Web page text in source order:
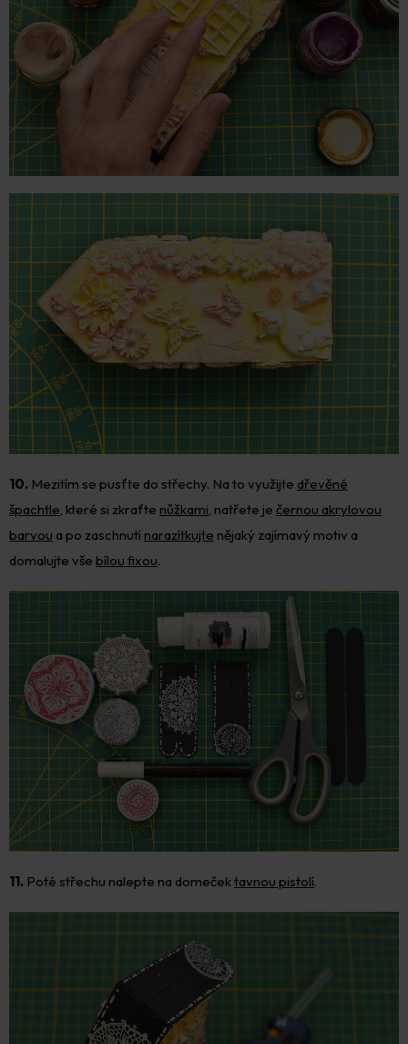
10. Mezitím se pusťte do střechy. Na to využijte dřevěné
špachtle, které si zkraťte nůžkami, natřete je černou akrylovou
barvou a po zaschnutí narazítkujte nějaký zajímavý motiv a
domalujte vše bílou fixou.
11. Poté střechu nalepte na domečektavnou pistolí.